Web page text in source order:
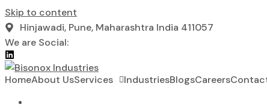
Skip to content
Hinjawadi, Pune, Maharashtra India 411057
We are Social:
HomeAbout UsServices IndustriesBlogsCareers